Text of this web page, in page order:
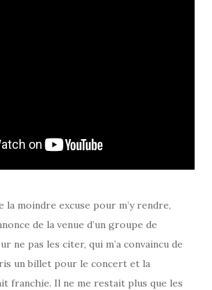
la moindre excuse pour m’y rendre,
de la venue d’un groupe de
ne pas les citer, qui m’a convaincu de
un billet pour le concert et la
franchie. Il ne me restait plus que les